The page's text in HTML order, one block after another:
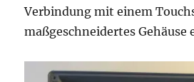
Verbindung mit einem
maßgeschneidertes Gehäuse